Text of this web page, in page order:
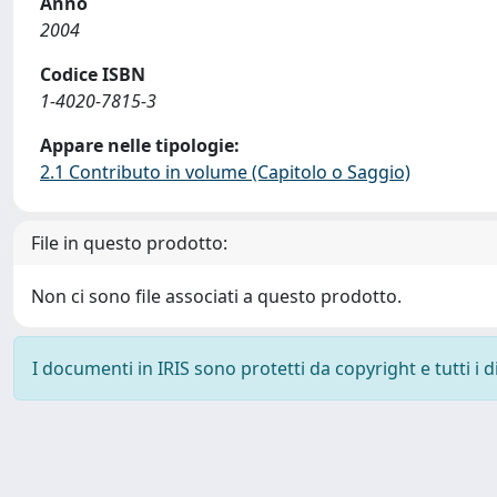
2004
Codice ISBN
1-4020-7815-3
Appare nelle tipologie:
2.1 Contributo in volume (Capitolo o Saggio)
File in questo prodotto:
Non ci sono file associati a questo prodotto.
I documenti in IRIS sono protetti da copyright e tutti i